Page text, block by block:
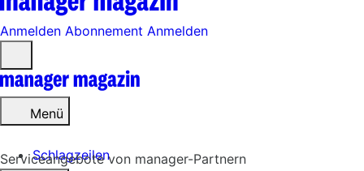
Anmelden Abonnement Anmelden
öffnen
Menü
Schlagzeilen
Serviceangebote von manager-Partnern